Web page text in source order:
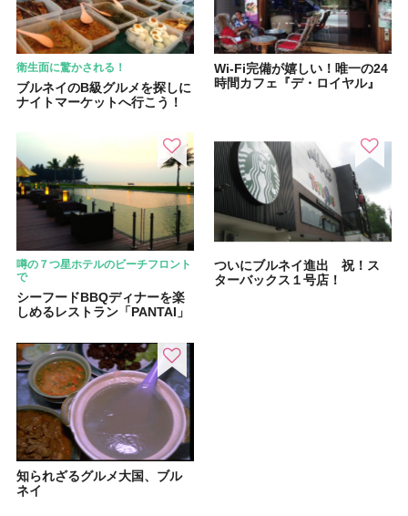
衛生面に驚かされる！
ブルネイのB級グルメを探しに
ナイトマーケットへ行こう！
Wi-Fi完備が嬉しい！唯一の24
時間カフェ『デ・ロイヤル』
噂の７つ星ホテルのビーチフロント
で
シーフードBBQディナーを楽
しめるレストラン「PANTAI」
ついにブルネイ進出 祝！ス
ターバックス１号店！
知られざるグルメ大国、ブル
ネイ